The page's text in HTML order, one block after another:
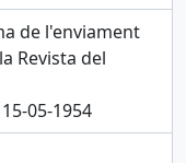
de l'enviament
Revista del
05-1954